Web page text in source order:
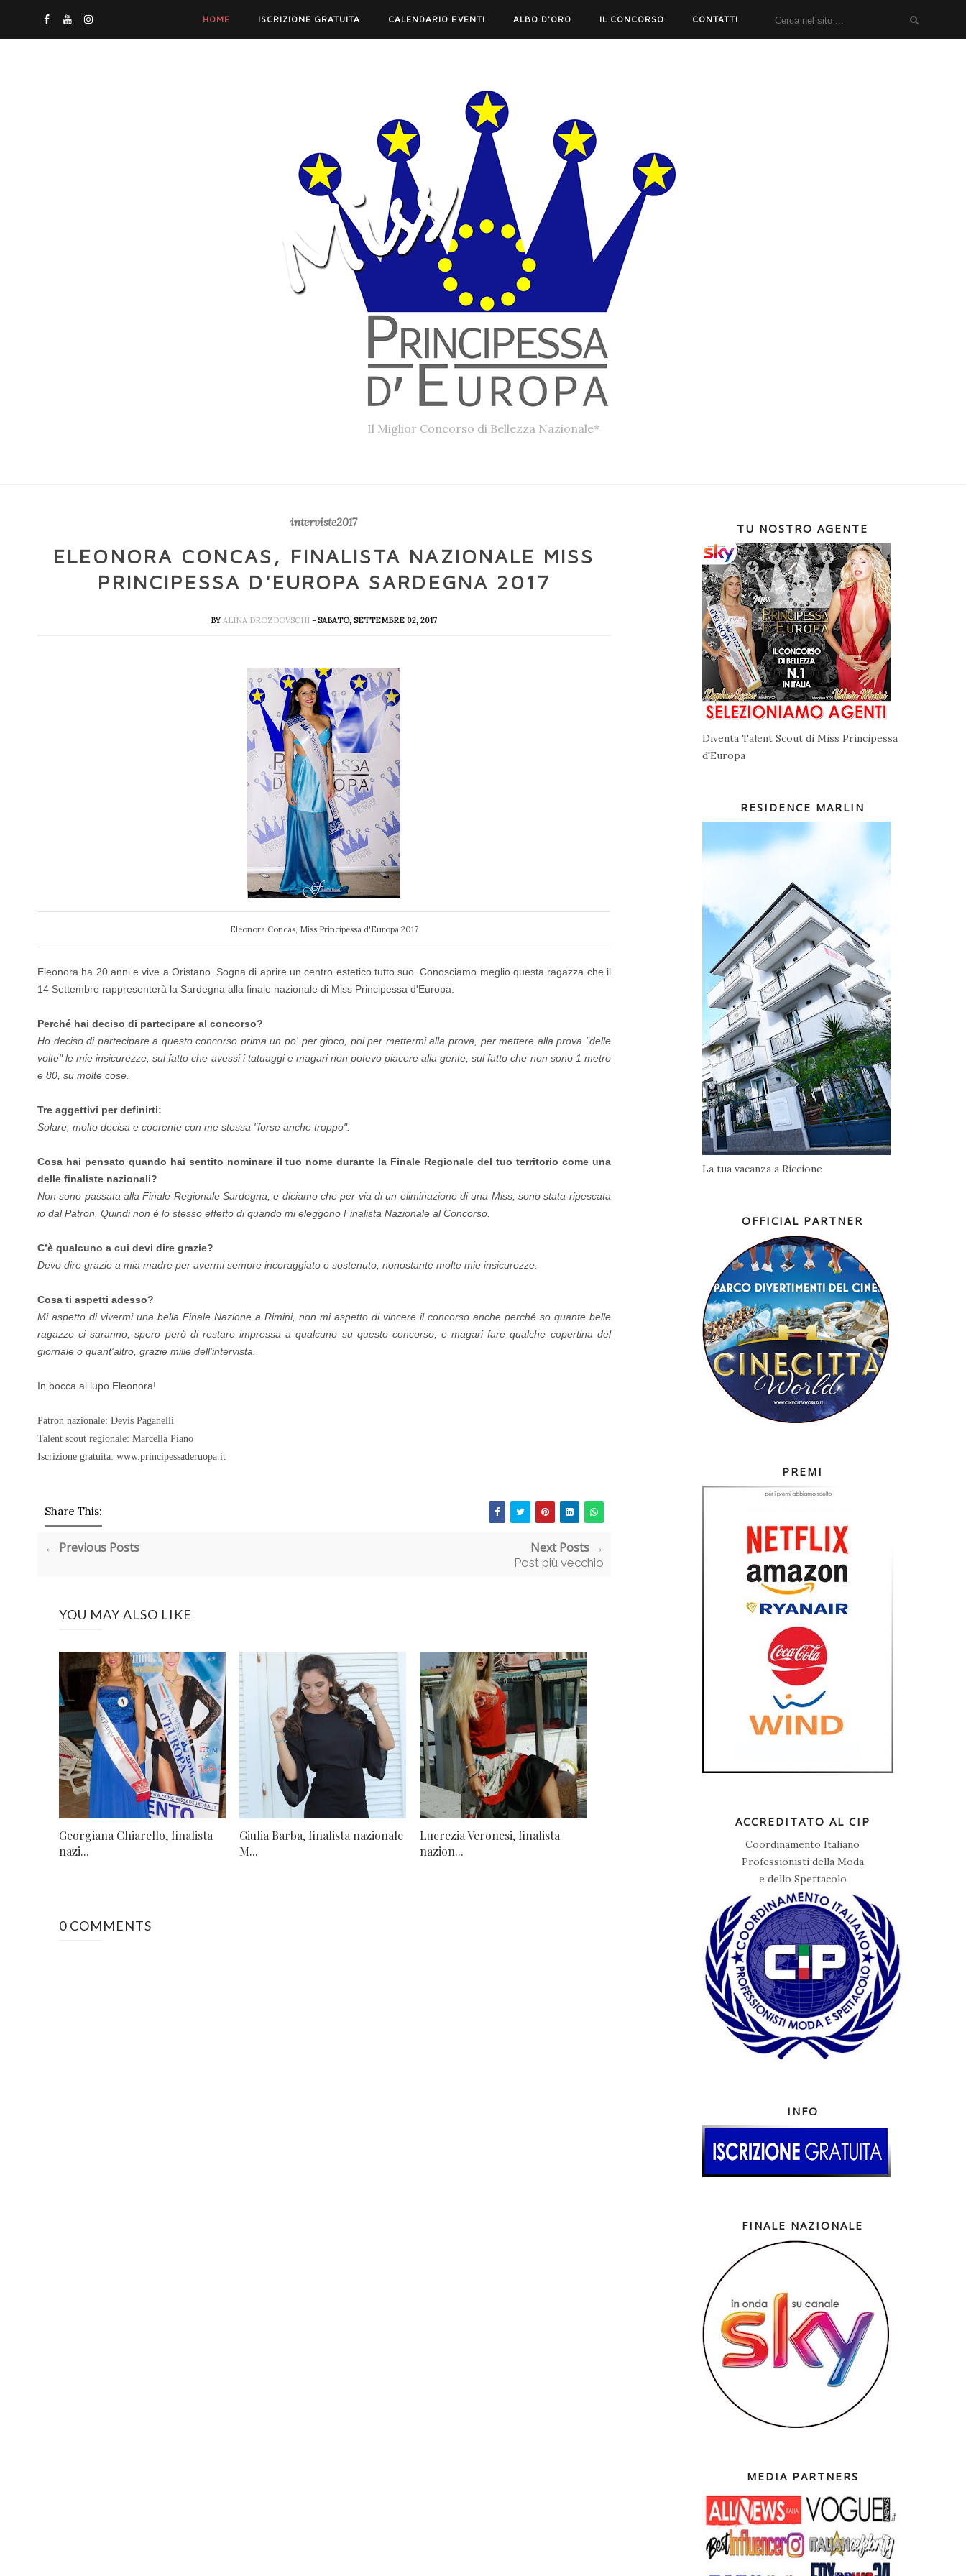
HOME ISCRIZIONE GRATUITA CALENDARIO EVENTI ALBO D'ORO IL CONCORSO CONTATTI
Il Miglior Concorso di Bellezza Nazionale*
interviste2017
ELEONORA CONCAS, FINALISTA NAZIONALE MISS
PRINCIPESSA D'EUROPA SARDEGNA 2017
BYALINA DROZDOVSCHI- SABATO, SETTEMBRE 02, 2017
Eleonora Concas, Miss Principessa d'Europa 2017
Eleonora ha 20 anni e vive a Oristano. Sogna di aprire un centro estetico tutto suo. Conosciamo meglio questa ragazza che il
14 Settembre rappresenterà la Sardegna alla finale nazionale di Miss Principessa d'Europa:
Perché hai deciso di partecipare al concorso?
Ho deciso di partecipare a questo concorso prima un po' per gioco, poi per mettermi alla prova, per mettere alla prova "delle
volte" le mie insicurezze, sul fatto che avessi i tatuaggi e magari non potevo piacere alla gente, sul fatto che non sono 1 metro
e 80, su molte cose.
Tre aggettivi per definirti:
Solare, molto decisa e coerente con me stessa "forse anche troppo".
Cosa hai pensato quando hai sentito nominare il tuo nome durante la Finale Regionale del tuo territorio come una
delle finaliste nazionali?
Non sono passata alla Finale Regionale Sardegna, e diciamo che per via di un eliminazione di una Miss, sono stata ripescata
io dal Patron. Quindi non è lo stesso effetto di quando mi eleggono Finalista Nazionale al Concorso.
C’è qualcuno a cui devi dire grazie?
Devo dire grazie a mia madre per avermi sempre incoraggiato e sostenuto, nonostante molte mie insicurezze.
Cosa ti aspetti adesso?
Mi aspetto di vivermi una bella Finale Nazione a Rimini, non mi aspetto di vincere il concorso anche perché so quante belle
ragazze ci saranno, spero però di restare impressa a qualcuno su questo concorso, e magari fare qualche copertina del
giornale o quant'altro, grazie mille dell'intervista.
In bocca al lupo Eleonora!
Patron nazionale: Devis Paganelli
Talent scout regionale: Marcella Piano
Iscrizione gratuita: www.principessaderuopa.it
Share This:
← Previous Posts Next Posts →
Post più vecchio
YOU MAY ALSO LIKE
Georgiana Chiarello, finalista
nazi...
Giulia Barba, finalista nazionale
M...
Lucrezia Veronesi, finalista
nazion...
0 COMMENTS
TU NOSTRO AGENTE
Diventa Talent Scout di Miss Principessa
d'Europa
RESIDENCE MARLIN
La tua vacanza a Riccione
OFFICIAL PARTNER
PREMI
ACCREDITATO AL CIP
Coordinamento Italiano
Professionisti della Moda
e dello Spettacolo
INFO
FINALE NAZIONALE
MEDIA PARTNERS